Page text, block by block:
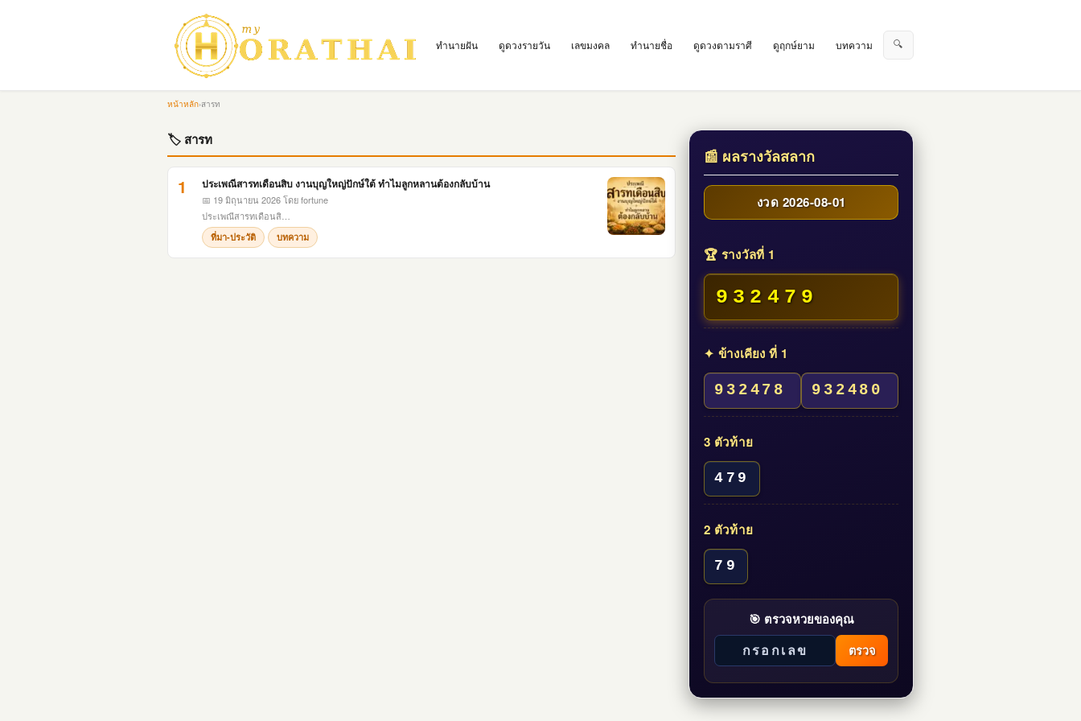
ทำนายฝัน ดูดวงรายวัน เลขมงคล ทำนายชื่อ ดูดวงตามราศี ดูฤกษ์ยาม บทความ 🔍
หน้าหลัก›สารท
🏷 สารท
1 ประเพณีสารทเดือนสิบ งานบุญใหญ่ปักษ์ใต้ ทำไมลูกหลานต้องกลับบ้าน
📅 19 มิถุนายน 2026โดย fortune
ประเพณีสารทเดือนสิ…
ที่มา-ประวัติ บทความ
📰 ผลรางวัลสลาก
งวด 2026-08-01
🏆 รางวัลที่ 1
932479
✦ ข้างเคียง ที่ 1
932478 932480
3 ตัวท้าย
479
2 ตัวท้าย
79
🎯 ตรวจหวยของคุณ
ตรวจ